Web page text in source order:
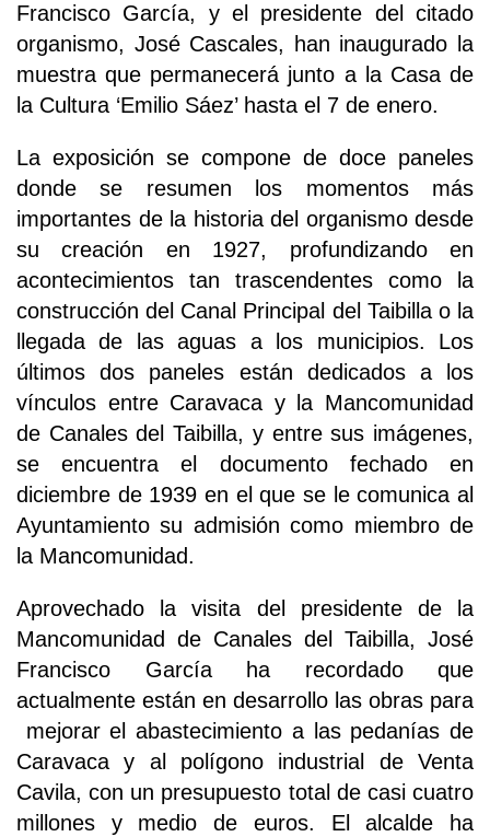
Francisco García, y el presidente del citado
organismo, José Cascales, han inaugurado la
muestra que permanecerá junto a la Casa de
la Cultura ‘Emilio Sáez’ hasta el 7 de enero.
La exposición se compone de doce paneles
donde se resumen los momentos más
importantes de la historia del organismo desde
su creación en 1927, profundizando en
acontecimientos tan trascendentes como la
construcción del Canal Principal del Taibilla o la
llegada de las aguas a los municipios. Los
últimos dos paneles están dedicados a los
vínculos entre Caravaca y la Mancomunidad
de Canales del Taibilla, y entre sus imágenes,
se encuentra el documento fechado en
diciembre de 1939 en el que se le comunica al
Ayuntamiento su admisión como miembro de
la Mancomunidad.
Aprovechado la visita del presidente de la
Mancomunidad de Canales del Taibilla, José
Francisco García ha recordado que
actualmente están en desarrollo las obras para
mejorar el abastecimiento a las pedanías de
Caravaca y al polígono industrial de Venta
Cavila, con un presupuesto total de casi cuatro
millones y medio de euros. El alcalde ha